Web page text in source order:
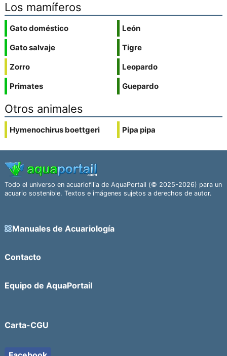
Los mamíferos
Gato doméstico
Gato salvaje
Zorro
Primates
León
Tigre
Leopardo
Guepardo
Otros animales
Hymenochirus boettgeri Pipa pipa
Todo el universo en acuariofilia de AquaPortail (© 2025-2026) para un
acuario sostenible. Textos e imágenes sujetos a derechos de autor.
Manuales de Acuariología
Contacto
Equipo de AquaPortail
Carta-CGU